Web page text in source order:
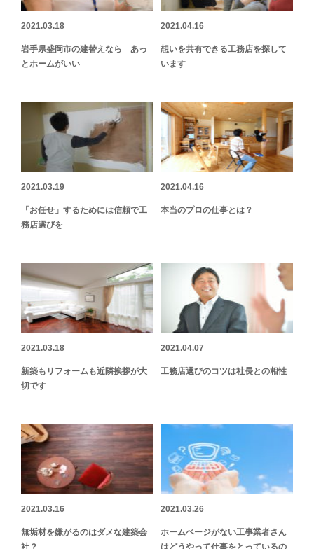
2021.03.18
岩手県盛岡市の建替えなら あっ
とホームがいい
2021.04.16
想いを共有できる工務店を探して
います
2021.03.19
「お任せ」するためには信頼で工
務店選びを
2021.04.16
本当のプロの仕事とは？
2021.03.18
新築もリフォームも近隣挨拶が大
切です
2021.04.07
工務店選びのコツは社長との相性
2021.03.16
無垢材を嫌がるのはダメな建築会
2021.03.26
ホームページがない工事業者さん